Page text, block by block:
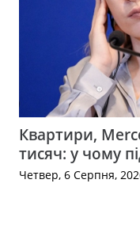
Квартири,
тисяч: у чому
Четвер, 6 Серпня,